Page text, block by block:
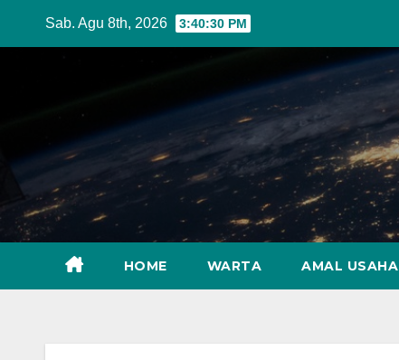
Sab. Agu 8th, 2026 3:40:31 PM
HOME WARTA AMAL USAHA